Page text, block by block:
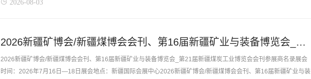
2026-08-03
2026新疆矿博会/新疆煤博会会刊、第16届新疆矿业与装备博览会_第21届新疆煤炭工业博览会会刊参展商名录
2026新疆矿博会/新疆煤博会会刊、第16届新疆矿业与装备博览会_第21届新疆煤炭工业博览会会刊参展商名录展会
时间：2026年7月16日—18日展会地点：新疆国际会展中心2026新疆矿博会/新疆煤博会会刊、第16届新疆矿业与装